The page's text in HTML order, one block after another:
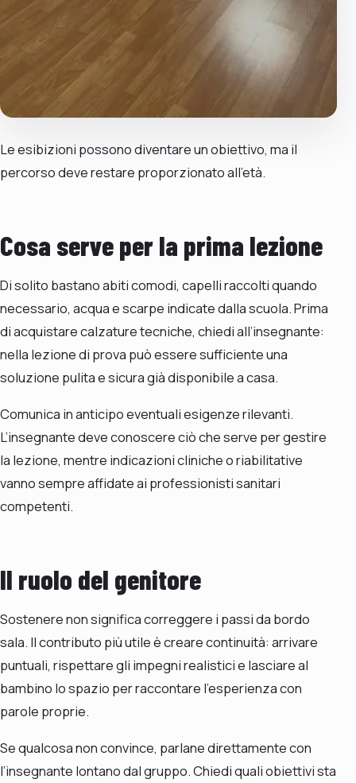
Le esibizioni possono diventare un obiettivo, ma il
percorso deve restare proporzionato all’età.
Cosa serve per la prima lezione
Di solito bastano abiti comodi, capelli raccolti quando
necessario, acqua e scarpe indicate dalla scuola. Prima
di acquistare calzature tecniche, chiedi all’insegnante:
nella lezione di prova può essere sufficiente una
soluzione pulita e sicura già disponibile a casa.
Comunica in anticipo eventuali esigenze rilevanti.
L’insegnante deve conoscere ciò che serve per gestire
la lezione, mentre indicazioni cliniche o riabilitative
vanno sempre affidate ai professionisti sanitari
competenti.
Il ruolo del genitore
Sostenere non significa correggere i passi da bordo
sala. Il contributo più utile è creare continuità: arrivare
puntuali, rispettare gli impegni realistici e lasciare al
bambino lo spazio per raccontare l’esperienza con
parole proprie.
Se qualcosa non convince, parlane direttamente con
l’insegnante lontano dal gruppo. Chiedi quali obiettivi sta